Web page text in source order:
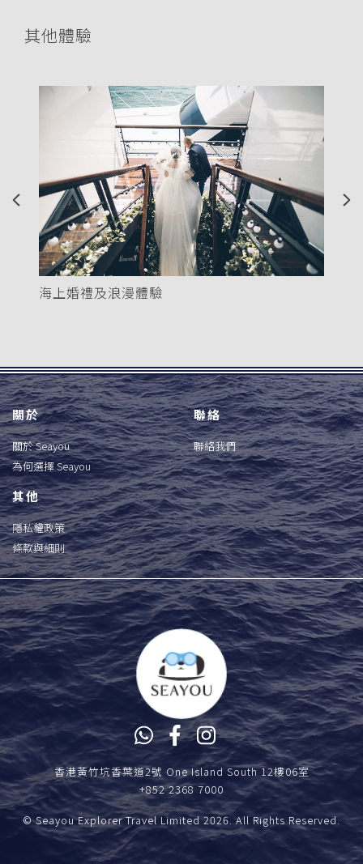
其他體驗
Previous
海上婚禮及浪漫體驗
關於
關於 Seayou
為何選擇 Seayou
聯絡
聯絡我們
其他
隱私權政策
條款與細則
香港黃竹坑香葉道2號 One Island South 12樓06室
+852 2368 7000
© Seayou Explorer Travel Limited 2026. All Rights Reserved.